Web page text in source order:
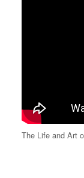
The Life and Art